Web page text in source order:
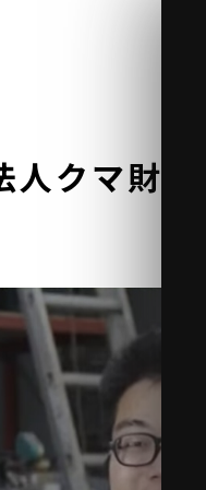
人クマ財